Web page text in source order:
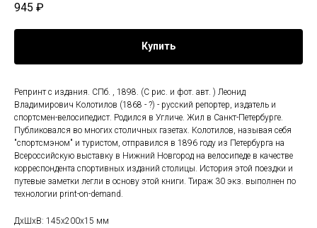
945 ₽
Купить
Репринт с издания. СПб. , 1898. (С рис. и фот. авт. ) Леонид
Владимирович Колотилов (1868 - ?) - русский репортер, издатель и
спортсмен-велосипедист. Родился в Угличе. Жил в Санкт-Петербурге.
Публиковался во многих столичных газетах. Колотилов, называя себя
"спортсмэном" и туристом, отправился в 1896 году из Петербурга на
Всероссийскую выставку в Нижний Новгород на велосипеде в качестве
корреспондента спортивных изданий столицы. История этой поездки и
путевые заметки легли в основу этой книги. Тираж 30 экз. выполнен по
технологии print-on-demand.
ДxШxВ: 145x200x15 мм